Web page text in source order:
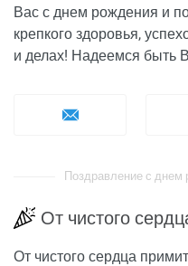
Вас с днем рождения и
крепкого здоровья,
и делах! Надеемся быть
Поздравление с днем
От чистого
От чистого сердца